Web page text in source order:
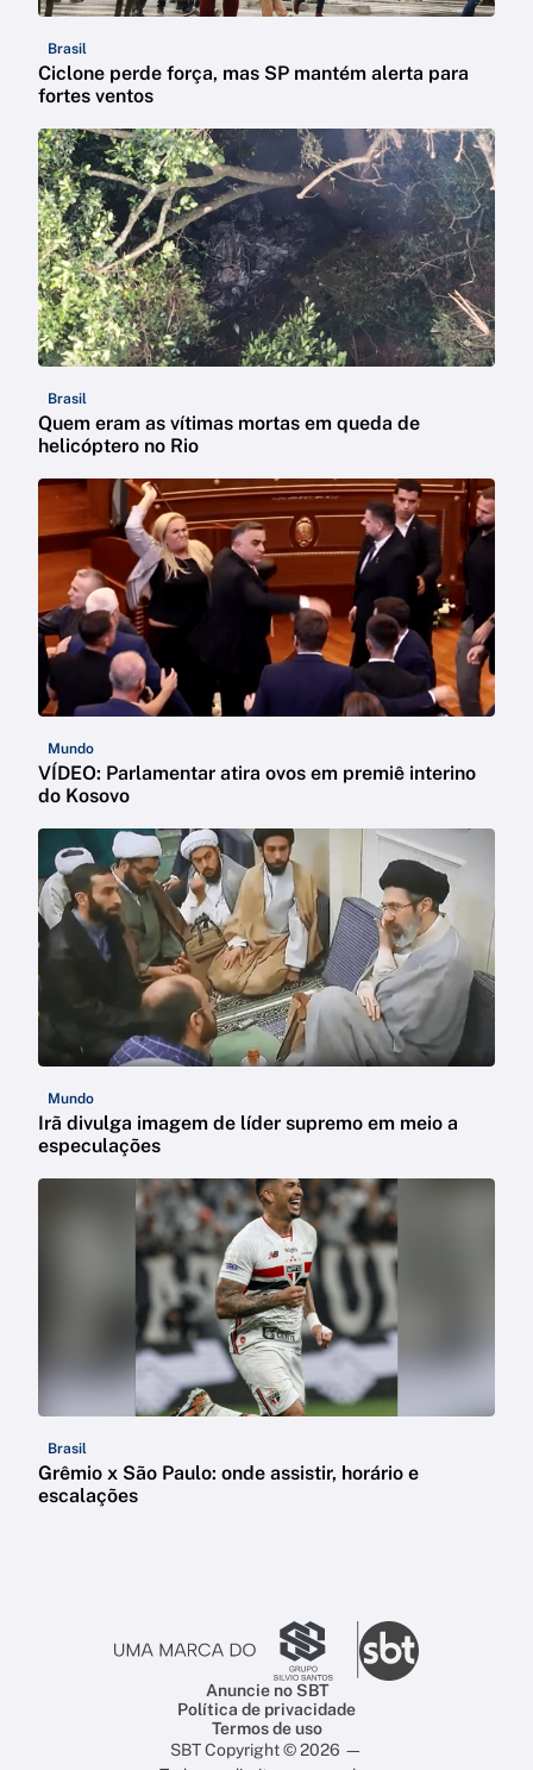
Brasil
Ciclone perde força, mas SP mantém alerta para
fortes ventos
Brasil
Quem eram as vítimas mortas em queda de
helicóptero no Rio
Mundo
VÍDEO: Parlamentar atira ovos em premiê interino
do Kosovo
Mundo
Irã divulga imagem de líder supremo em meio a
especulações
Brasil
Grêmio x São Paulo: onde assistir, horário e
escalações
Anuncie no SBT
Política de privacidade
Termos de uso
SBT Copyright © 2026 —